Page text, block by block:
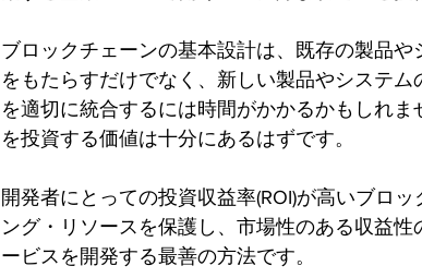
ブロックチェーンの基本設計は、既存の製品
をもたらすだけでなく、新しい製品やシステ
を適切に統合するには時間がかかるかもしれ
を投資する価値は十分にあるはずです。
開発者にとっての投資収益率(ROI)が高いブロ
ング・リソースを保護し、市場性のある収益
ービスを開発する最善の方法です。